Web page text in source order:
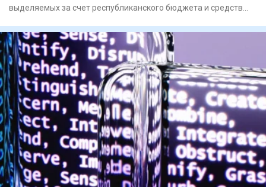
выделяемых за счет республиканского бюджета и средств